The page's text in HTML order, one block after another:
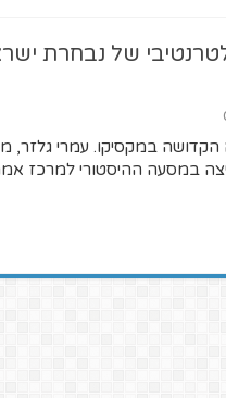
של נבחרת
במקסיקו. עמרי גלזר,
במסעה ההיסטורי למרכז